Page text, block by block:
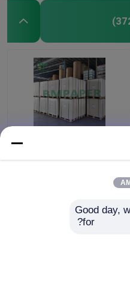
Good day,
for?